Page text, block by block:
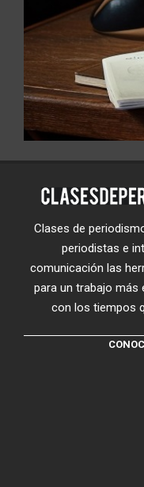
Clases de
periodistas e
comunicación las
para un trabajo más
con los tiempos